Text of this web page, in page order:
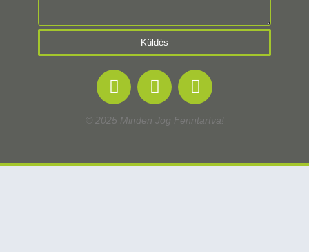
Küldés
© 2025 Minden Jog Fenntartva!